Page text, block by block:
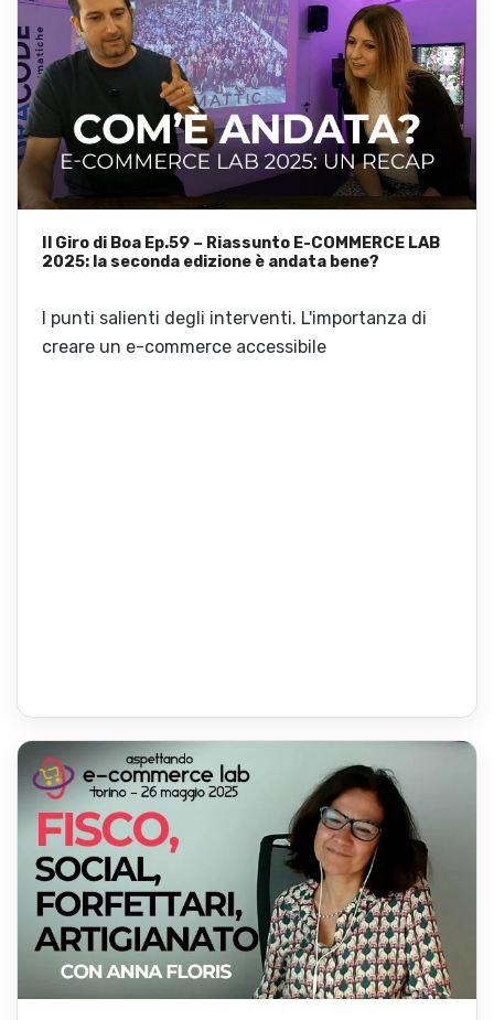
Il Giro di Boa Ep.59 – Riassunto E-COMMERCE LAB
2025: la seconda edizione è andata bene?
I punti salienti degli interventi. L'importanza di
creare un e-commerce accessibile